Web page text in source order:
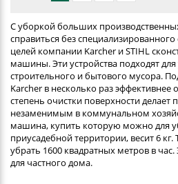
С уборкой больших
справиться без
целей компании Karcher и STIHL
машины. Эти устройства подходят
строительного и бытового мусора.
Karcher в несколько раз
степень очистки поверхности делает
незаменимым в коммунальном
машина, купить которую можно для
приусадебной территории, весит 6
убрать 1600 квадратных метров в
для частного дома.